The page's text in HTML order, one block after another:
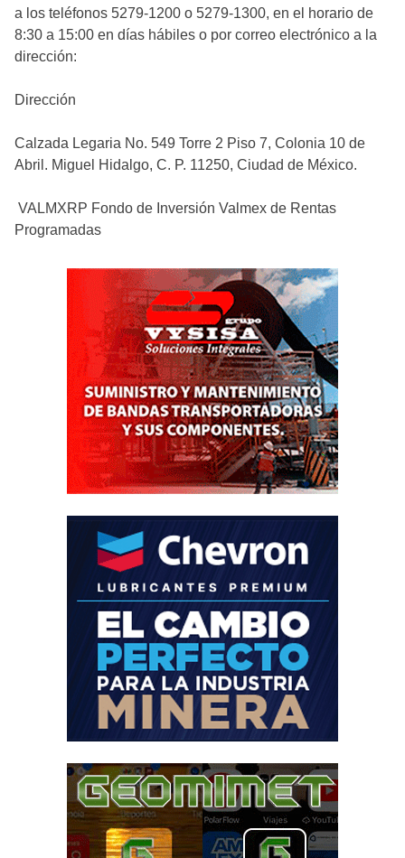
a los teléfonos 5279-1200 o 5279-1300, en el horario de
8:30 a 15:00 en días hábiles o por correo electrónico a la
dirección:
Dirección
Calzada Legaria No. 549 Torre 2 Piso 7, Colonia 10 de
Abril. Miguel Hidalgo, C. P. 11250, Ciudad de México.
VALMXRP Fondo de Inversión Valmex de Rentas
Programadas